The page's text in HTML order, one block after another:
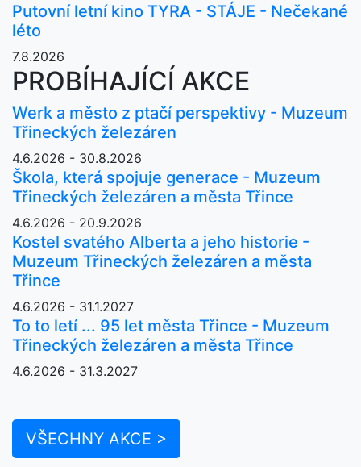
Putovní letní kino TYRA - STÁJE - Nečekané
léto
7.8.2026
PROBÍHAJÍCÍ AKCE
Werk a město z ptačí perspektivy - Muzeum
Třineckých železáren
4.6.2026 - 30.8.2026
Škola, která spojuje generace - Muzeum
Třineckých železáren a města Třince
4.6.2026 - 20.9.2026
Kostel svatého Alberta a jeho historie -
Muzeum Třineckých železáren a města
Třince
4.6.2026 - 31.1.2027
To to letí ... 95 let města Třince - Muzeum
Třineckých železáren a města Třince
4.6.2026 - 31.3.2027
VŠECHNY AKCE >